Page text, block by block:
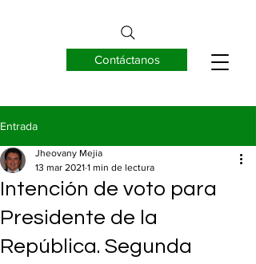
EUREKNOW S.A.
Contáctanos
Entrada
Intención de voto para
Presidente de la
República. Segunda
Jheovany Mejia
13 mar 2021 1 min de lectura